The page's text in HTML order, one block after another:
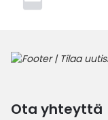
Ota yhteyttä